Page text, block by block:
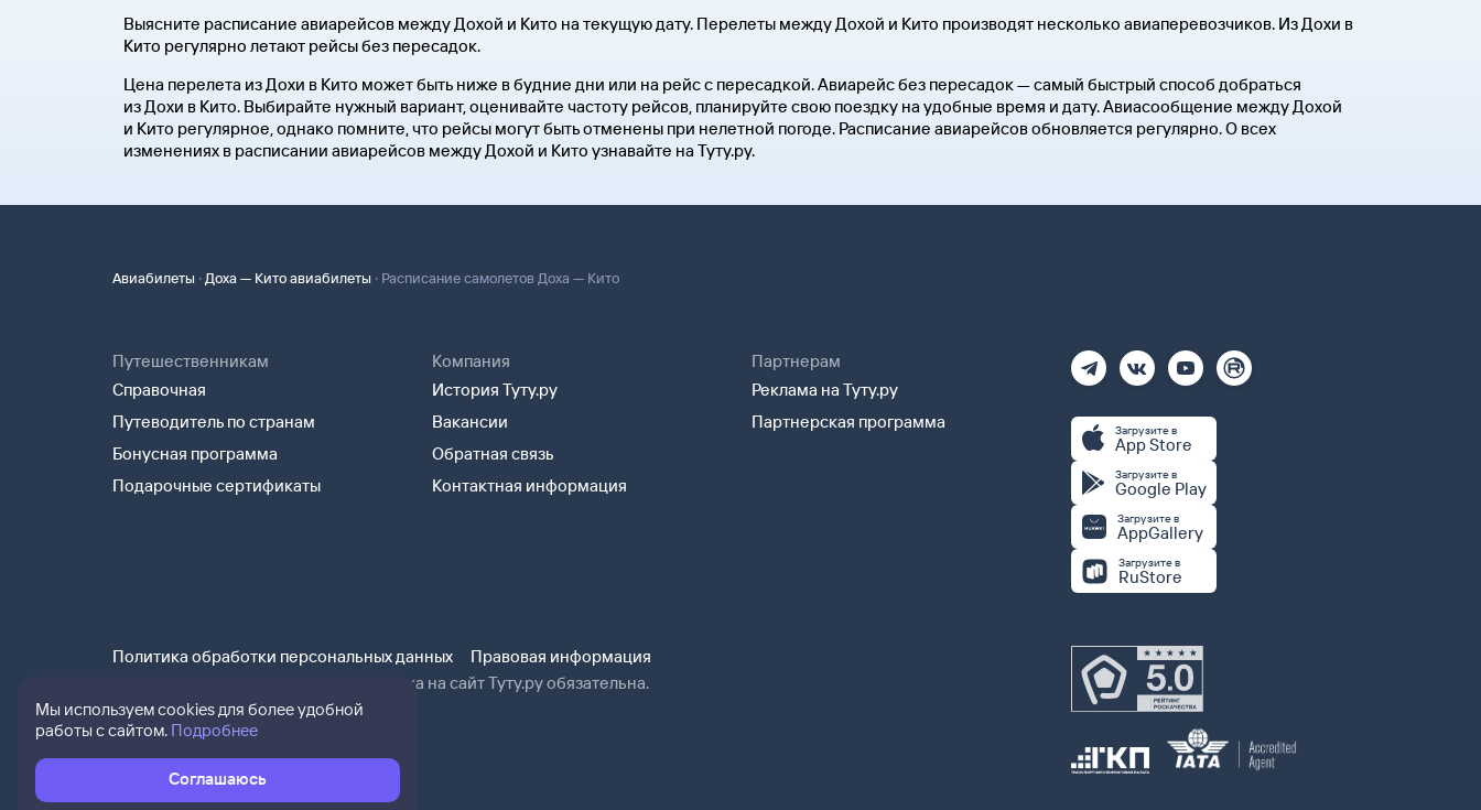
Выясните расписание авиарейсов между Дохой и Кито на текущую дату. Перелеты между Дохой и Кито производят несколько авиаперевозчиков. Из Дохи в
Кито регулярно летают рейсы без пересадок.
Цена перелета из Дохи в Кито может быть ниже в будние дни или на рейс с пересадкой. Авиарейс без пересадок — самый быстрый способ добраться
из Дохи в Кито. Выбирайте нужный вариант, оценивайте частоту рейсов, планируйте свою поездку на удобные время и дату. Авиасообщение между Дохой
и Кито регулярное, однако помните, что рейсы могут быть отменены при нелетной погоде. Расписание авиарейсов обновляется регулярно. О всех
изменениях в расписании авиарейсов между Дохой и Кито узнавайте на Туту.ру.
Авиабилеты · Доха — Кито авиабилеты · Расписание самолетов Доха — Кито
Путешественникам
Справочная
Путеводитель по странам
Бонусная программа
Подарочные сертификаты
Компания
История Туту.ру
Вакансии
Обратная связь
Контактная информация
Партнерам
Реклама на Туту.ру
Партнерская программа
Загрузите в
App Store
Загрузите в
Google Play
Загрузите в
AppGallery
Загрузите в
RuStore
Политика обработки персональных данных
Правовая информация
При использовании материалов ссылка на сайт Туту.ру обязательна.
Мы используем cookies для более удобной
работы с сайтом. Подробнее
Соглашаюсь